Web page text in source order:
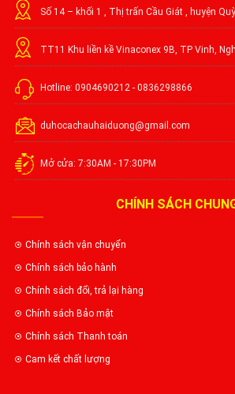
Số 14 – khối 1 , Thị trấn Cầu Giát , huyện
TT11 Khu liền kề Vinaconex 9B, TP Vinh,
Hotline: 0904690212 - 0836298866
duhocachauhaiduong@gmail.com
Mở cửa: 7:30AM - 17:30PM
CHÍNH SÁCH
Chính sách vận chuyển
Chính sách bảo hành
Chính sách đổi, trả lại hàng
Chính sách Bảo mật
Chính sách Thanh toán
Cam kết chất lượng